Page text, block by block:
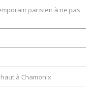
parisien à ne pas
à Chamonix